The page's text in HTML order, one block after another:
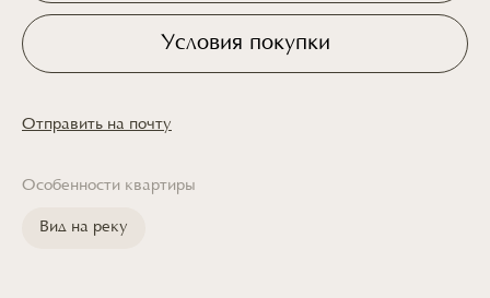
Условия покупки
Отправить на почту
Особенности квартиры
Вид на реку